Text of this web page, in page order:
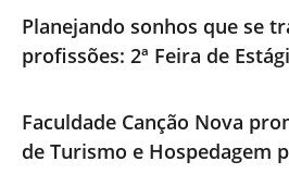
Planejando sonhos que se
profissões: 2ª Feira de
Faculdade Canção Nova
de Turismo e Hospedagem